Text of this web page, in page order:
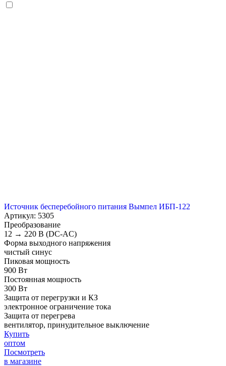
Источник бесперебойного питания Вымпел ИБП-122
Артикул: 5305
Преобразование
12 → 220 В (DC-AC)
Форма выходного напряжения
чистый синус
Пиковая мощность
900 Вт
Постоянная мощность
300 Вт
Защита от перегрузки и КЗ
электронное ограничение тока
Защита от перегрева
вентилятор, принудительное выключение
Купить
оптом
Посмотреть
в магазине